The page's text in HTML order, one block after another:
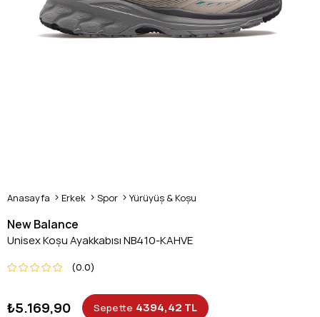
Anasayfa Erkek Spor Yürüyüş & Koşu
New Balance
Unisex Koşu Ayakkabısı NB410-KAHVE
0.0
₺5.169,90 Sepette 4394,42 TL